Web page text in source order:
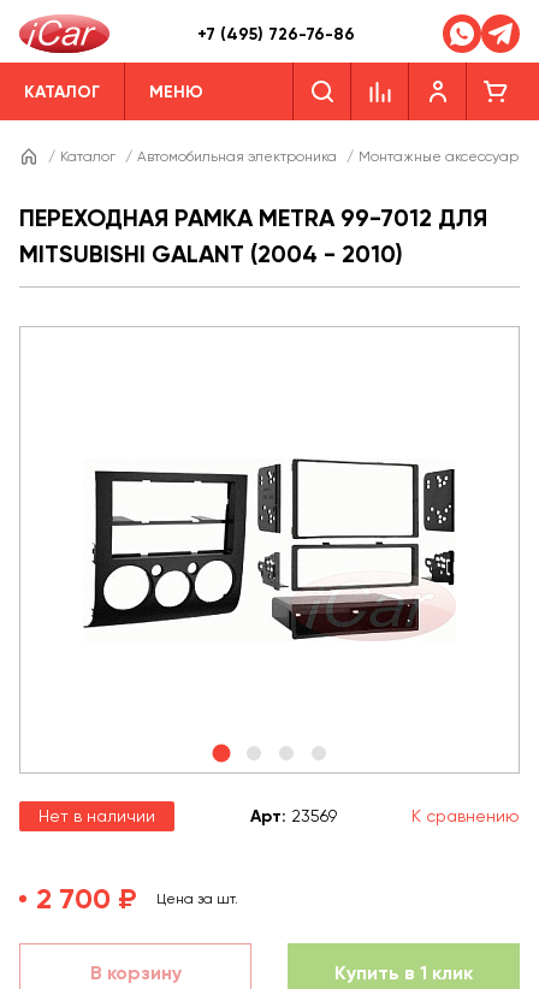
+7 (495) 726-76-86
КАТАЛОГ МЕНЮ
/ Каталог / Автомобильная электроника / Монтажные аксессуары
ПЕРЕХОДНАЯ РАМКА METRA 99-7012 ДЛЯ
MITSUBISHI GALANT (2004 - 2010)
Нет в наличии Арт: 23569 К сравнению
2 700 ₽ Цена за шт.
В корзину Купить в 1 клик